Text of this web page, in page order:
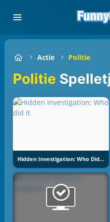
Actie Politie
Politie
Hidden Investigation: Who Did It